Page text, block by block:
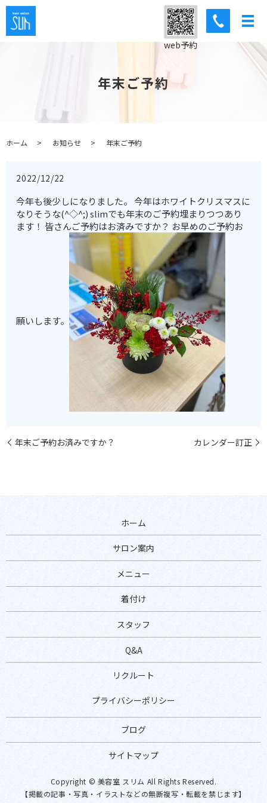
web予約
年末ご予約
ホーム お知らせ 年末ご予約
2022/12/22
今年も後少しになりました。 今年はホワイトクリスマスに
なりそうな(^◇^;) slimでも年末のご予約埋まりつつあり
ます！ 皆さんご予約はお済みですか？ お早めのご予約お
願いします。
年末ご予約お済みですか？ カレンダー訂正
ホーム
サロン案内
メニュー
着付け
スタッフ
Q&A
リクルート
プライバシーポリシー
ブログ
サイトマップ
Copyright © 美容室 スリム All Rights Reserved.
【掲載の記事・写真・イラストなどの無断複写・転載を禁じます】